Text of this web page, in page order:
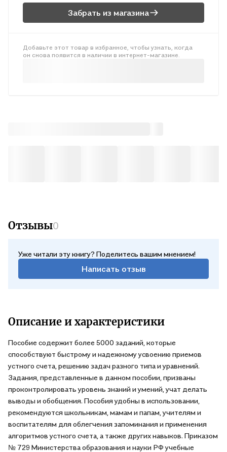
пособия издательства "Экзамен" допущены к использованию
в общеобразовательных учреждениях. 5-е издание,
Забрать из магазина
Добавьте этот товар в избранное, чтобы узнать, когда
он снова появится в наличии в интернет-магазине.
Отзывы0
Уже читали эту книгу? Поделитесь вашим мнением!
Написать отзыв
Описание и характеристики
Пособие содержит более 5000 заданий, которые
способствуют быстрому и надежному усвоению приемов
устного счета, решению задач разного типа и уравнений.
Задания, представленные в данном пособии, призваны
проконтролировать уровень знаний и умений, учат делать
выводы и обобщения. Пособия удобны в использовании,
рекомендуются школьникам, мамам и папам, учителям и
воспитателям для облегчения запоминания и применения
алгоритмов устного счета, а также других навыков. Приказом
№ 729 Министерства образования и науки РФ учебные